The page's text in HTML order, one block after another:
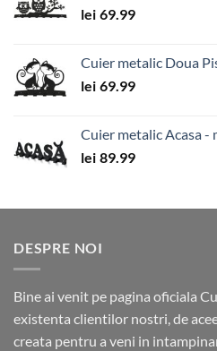
lei 69.99
Cuier metalic Doua
lei 69.99
Cuier metalic Acasa -
lei 89.99
DESPRE NOI
Bine ai venit pe pagina oficiala
existenta clientilor nostri, de
creata pentru a veni in